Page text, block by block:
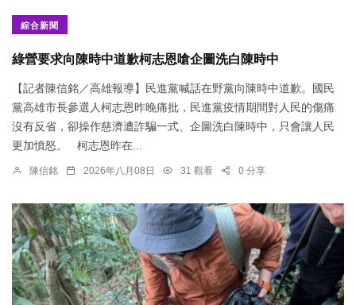
綜合新聞
綠營要求向陳時中道歉柯志恩嗆企圖洗白陳時中
【記者陳信銘／高雄報導】民進黨喊話在野黨向陳時中道歉。國民
黨高雄市長參選人柯志恩昨晚痛批，民進黨疫情期間對人民的傷痛
沒有反省，卻操作慈濟遭詐騙一式、企圖洗白陳時中，只會讓人民
更加憤怒。 柯志恩昨在...
陳信銘 2026年八月08日 31 觀看 0 分享